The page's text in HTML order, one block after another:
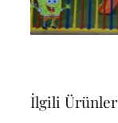
İlgili Ürünler